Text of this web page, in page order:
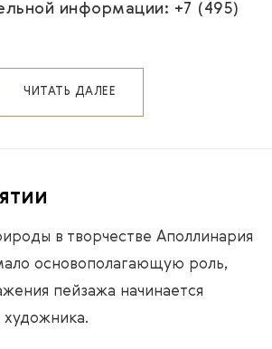
информации: +7 (495)
ЧИТАТЬ ДАЛЕЕ
в творчестве Аполлинария
основополагающую роль,
пейзажа начинается
художника.